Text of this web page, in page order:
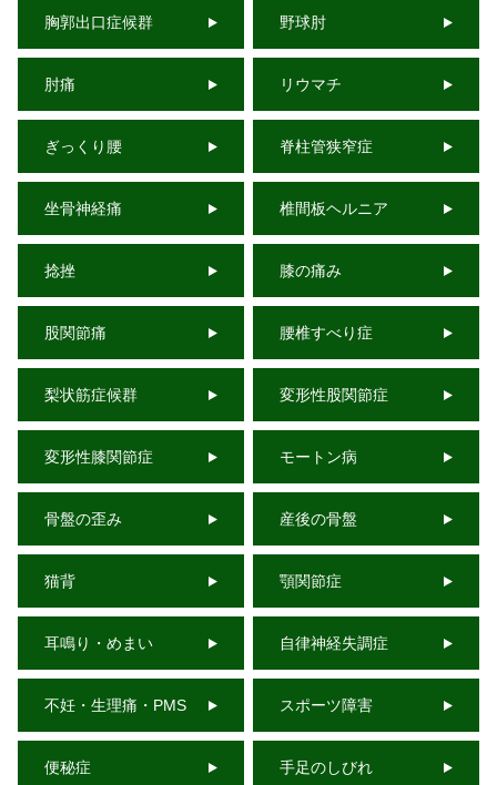
胸郭出口症候群 野球肘
肘痛 リウマチ
ぎっくり腰 脊柱管狭窄症
坐骨神経痛 椎間板ヘルニア
捻挫 膝の痛み
股関節痛 腰椎すべり症
梨状筋症候群 変形性股関節症
変形性膝関節症 モートン病
骨盤の歪み 産後の骨盤
猫背 顎関節症
耳鳴り・めまい 自律神経失調症
不妊・生理痛・PMS スポーツ障害
便秘症 手足のしびれ